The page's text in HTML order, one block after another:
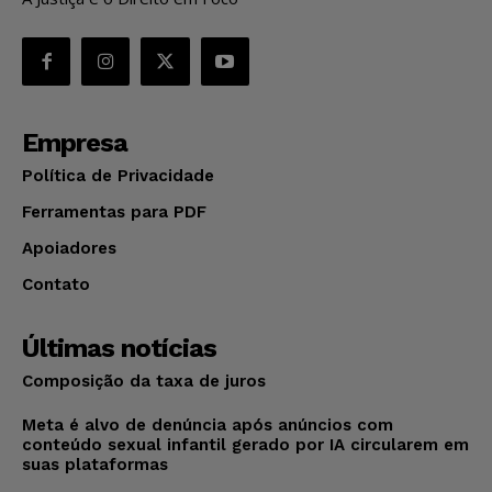
Empresa
Política de Privacidade
Ferramentas para PDF
Apoiadores
Contato
Últimas notícias
Composição da taxa de juros
Meta é alvo de denúncia após anúncios com
conteúdo sexual infantil gerado por IA circularem em
suas plataformas